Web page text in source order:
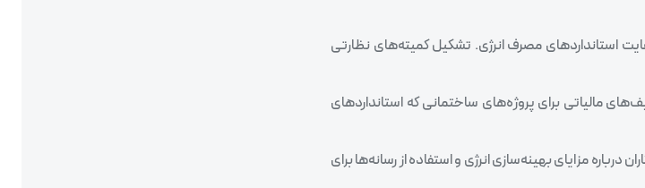
استانداردهای مصرف انرژی. تشکیل کمیته‌های نظارتی
مالیاتی برای پروژه‌های ساختمانی که استانداردهای
مزایای بهینه‌سازی انرژی و استفاده از رسانه‌ها برای